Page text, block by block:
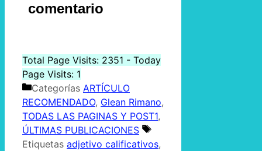
comentario
Total Page Visits: 2351 - Today
Page Visits: 1
Categorías ARTÍCULO
RECOMENDADO, Glean Rimano,
TODAS LAS PAGINAS Y POST1,
ÚLTIMAS PUBLICACIONES
Etiquetas adjetivo calificativos,